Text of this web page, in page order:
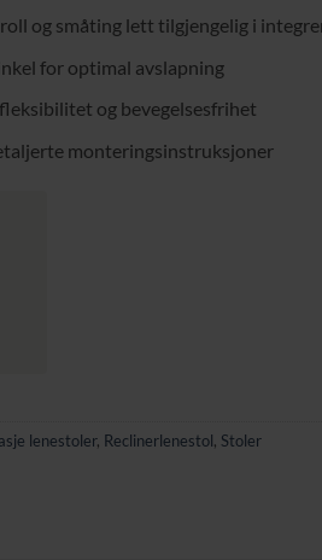
og småting lett tilgjengelig i
for optimal avslapning
og bevegelsesfrihet
monteringsinstruksjoner
lenestoler, Reclinerlenestol, Stoler